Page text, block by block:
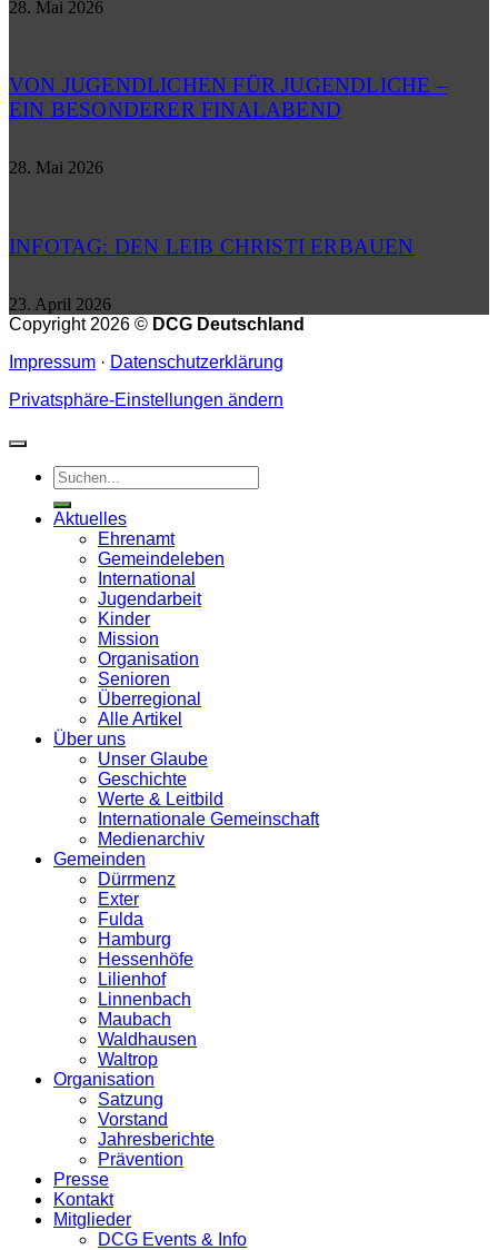
28. Mai 2026
VON JUGENDLICHEN FÜR JUGENDLICHE –
EIN BESONDERER FINALABEND
28. Mai 2026
INFOTAG: DEN LEIB CHRISTI ERBAUEN
23. April 2026
Copyright 2026 © DCG Deutschland
Impressum · Datenschutzerklärung
Privatsphäre-Einstellungen ändern
Aktuelles
Ehrenamt
Gemeindeleben
International
Jugendarbeit
Kinder
Mission
Organisation
Senioren
Überregional
Alle Artikel
Über uns
Unser Glaube
Geschichte
Werte & Leitbild
Internationale Gemeinschaft
Medienarchiv
Gemeinden
Dürrmenz
Exter
Fulda
Hamburg
Hessenhöfe
Lilienhof
Linnenbach
Maubach
Waldhausen
Waltrop
Organisation
Satzung
Vorstand
Jahresberichte
Prävention
Presse
Kontakt
Mitglieder
DCG Events & Info